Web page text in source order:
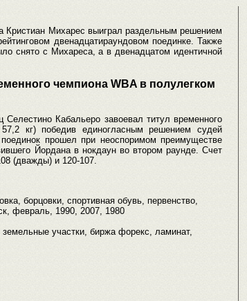
Кристиан Михарес выиграл раздельным решением
двенадцатираундовом поединке. Также
снято с Михареса, а в двенадцатом идентичной
чемпиона WBA в полулегком
Кабальеро завоевал титул временного
кг) победив единогласным решением cудей
прошел при неоспоримом преимуществе
Йордана в нокдаун во втором раунде. Cчет
(дважды) и 120-107.
борцовки, спортивная обувь, первенство,
февраль, 1990, 2007, 1980
земельные участки, биржа форекс, ламинат,